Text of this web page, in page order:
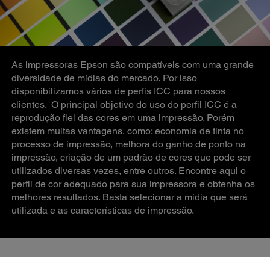
As impressoras Epson são compatíveis com uma grande
diversidade de mídias do mercado. Por isso
disponibilizamos vários de perfis ICC para nossos
clientes. O principal objetivo do uso do perfil ICC é a
reprodução fiel das cores em uma impressão. Porém
existem muitas vantagens, como: economia de tinta no
processo de impressão, melhora do ganho de ponto na
impressão, criação de um padrão de cores que pode ser
utilizados diversas vezes, entre outros. Encontre aqui o
perfil de cor adequado para sua impressora e obtenha os
melhores resultados. Basta selecionar a mídia que será
utilizada e as características de impressão.